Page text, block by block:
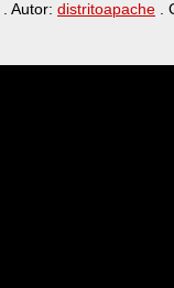
. Autor: distritoapache .